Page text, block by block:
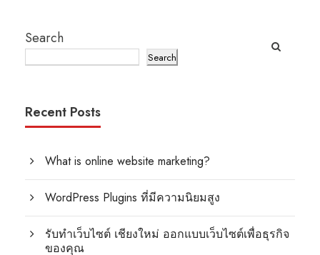
Search
Search
Recent Posts
What is online website marketing?
WordPress Plugins ที่มีความนิยมสูง
รับทำเว็บไซต์ เชียงใหม่ ออกแบบเว็บไซต์เพื่อธุรกิจ
ของคุณ